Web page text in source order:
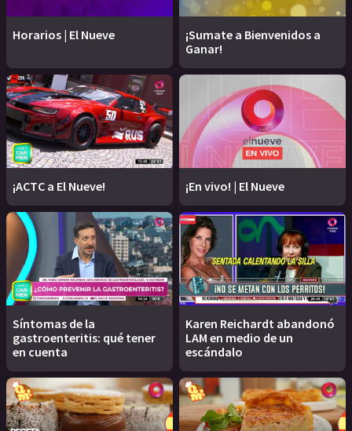
Horarios | El Nueve
¡Sumate a Bienvenidos a
Ganar!
¡ACTC a El Nueve! ¡En vivo! | El Nueve
Síntomas de la
gastroenteritis: qué tener
en cuenta
Karen Reichardt abandonó
LAM en medio de un
escándalo